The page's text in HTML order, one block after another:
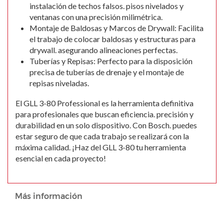
instalación de techos falsos. pisos nivelados y
ventanas con una precisión milimétrica.
Montaje de Baldosas y Marcos de Drywall: Facilita
el trabajo de colocar baldosas y estructuras para
drywall. asegurando alineaciones perfectas.
Tuberías y Repisas: Perfecto para la disposición
precisa de tuberías de drenaje y el montaje de
repisas niveladas.
El GLL 3-80 Professional es la herramienta definitiva
para profesionales que buscan eficiencia. precisión y
durabilidad en un solo dispositivo. Con Bosch. puedes
estar seguro de que cada trabajo se realizará con la
máxima calidad. ¡Haz del GLL 3-80 tu herramienta
esencial en cada proyecto!
Más información